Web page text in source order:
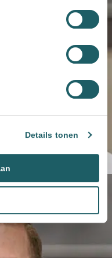
Details tonen